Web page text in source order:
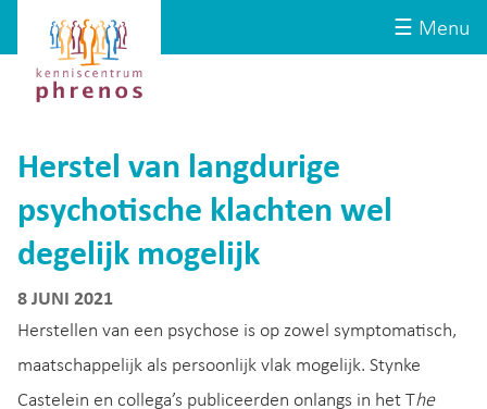
☰ Menu
Kenniscentrum
Phrenos
website
Herstel van langdurige
psychotische klachten wel
degelijk mogelijk
8 JUNI 2021
Herstellen van een psychose is op zowel symptomatisch,
maatschappelijk als persoonlijk vlak mogelijk. Stynke
Castelein en collega’s publiceerden onlangs in het The